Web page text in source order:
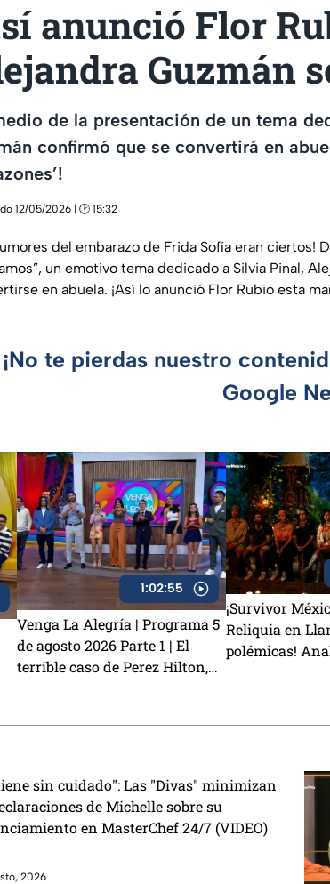
anunció Flor
Guzmán
de la presentación de un tema
confirmó que se convertirá en
12/05/2026 | 🕑 15:32
del embarazo de Frida Sofía eran ciertos!
un emotivo tema dedicado a Silvia Pinal,
en abuela. ¡Así lo anunció Flor Rubio esta
¡No te pierdas nuestro
Google
1:02:55
Venga La Alegría | Programa 5
de agosto 2026 Parte 1 | El
terrible caso de Perez Hilton,
de Charlie Zaa
¡Survivor
Reliquia en
polémicas!
sin cuidado": Las "Divas" minimizan
de Michelle sobre su
en MasterChef 24/7 (VIDEO)
2026